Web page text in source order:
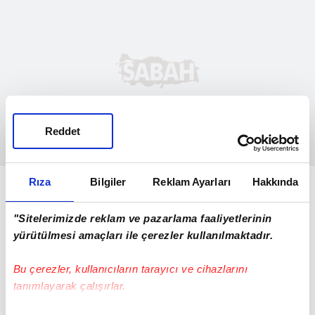
Rıza Bilgiler Reklam Ayarları Hakkında
"Sitelerimizde reklam ve pazarlama faaliyetlerinin
yürütülmesi amaçları ile çerezler kullanılmaktadır.
Bu çerezler, kullanıcıların tarayıcı ve cihazlarını
tanımlayarak çalışırlar.
Reddet
Müşteri tercihleri ve dönemsel ihtiyaçlara
göre markaların dinamik olarak
güncellendiği VClub'ın QR ödeme yöntemi
kullanılarak yapılan restoran
harcamalarında gastropuan kazanılabiliyor,
ayrıca VClub üzerinden alınan kodlarla